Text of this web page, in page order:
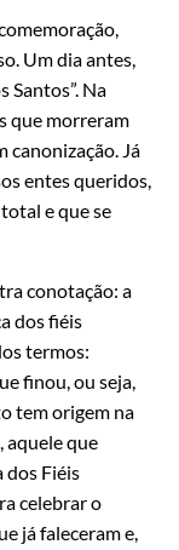
Um dia antes,
Santos”. Na
que morreram
canonização. Já
entes queridos,
e que se
conotação: a
dos fiéis
termos:
finou, ou seja,
tem origem na
aquele que
dos Fiéis
celebrar o
já faleceram e,